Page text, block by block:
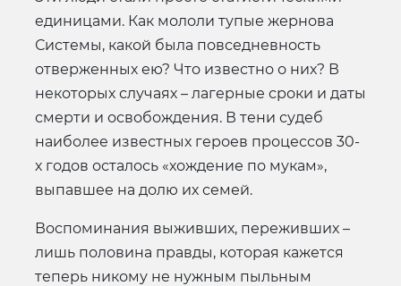
единицами. Как мололи тупые жернова
Системы, какой была повседневность
отверженных ею? Что известно о них? В
некоторых случаях – лагерные сроки и даты
смерти и освобождения. В тени судеб
наиболее известных героев процессов 30-
х годов осталось «хождение по мукам»,
выпавшее на долю их семей.
Воспоминания выживших, переживших –
лишь половина правды, которая кажется
теперь никому не нужным пыльным